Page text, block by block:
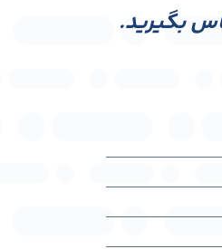
بگیرید.